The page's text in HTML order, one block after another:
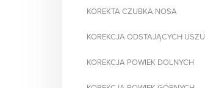
KOREKTA CZUBKA NOSA
KOREKCJA ODSTAJĄCYCH USZU
KOREKCJA POWIEK DOLNYCH